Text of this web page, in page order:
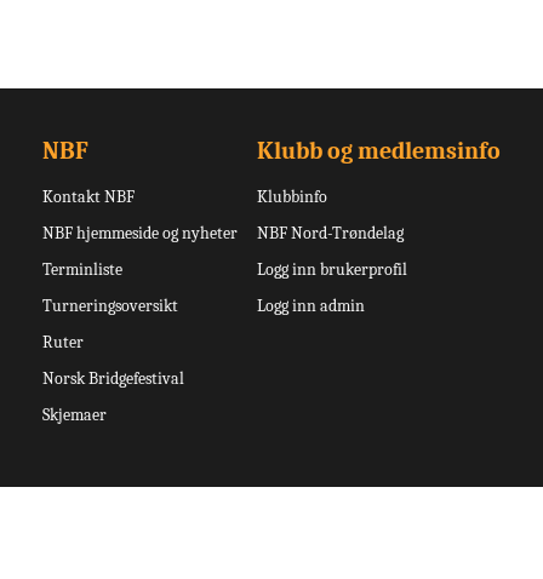
NBF
Kontakt NBF
NBF hjemmeside og nyheter
Terminliste
Turneringsoversikt
Ruter
Norsk Bridgefestival
Skjemaer
Klubb og medlemsinfo
Klubbinfo
NBF Nord-Trøndelag
Logg inn brukerprofil
Logg inn admin